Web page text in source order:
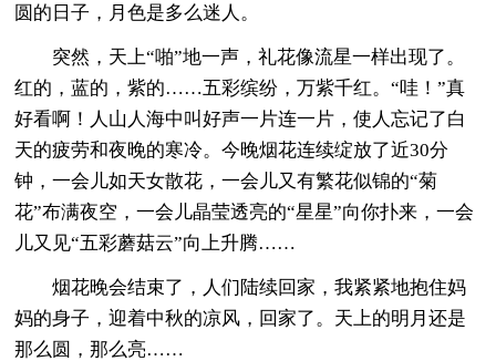
圆的日子，月色是多么迷人。
突然，天上“啪”地一声，礼花像流星一样出现了。
红的，蓝的，紫的……五彩缤纷，万紫千红。“哇！”真
好看啊！人山人海中叫好声一片连一片，使人忘记了白
天的疲劳和夜晚的寒冷。今晚烟花连续绽放了近30分
钟，一会儿如天女散花，一会儿又有繁花似锦的“菊
花”布满夜空，一会儿晶莹透亮的“星星”向你扑来，一会
儿又见“五彩蘑菇云”向上升腾……
烟花晚会结束了，人们陆续回家，我紧紧地抱住妈
妈的身子，迎着中秋的凉风，回家了。天上的明月还是
那么圆，那么亮……